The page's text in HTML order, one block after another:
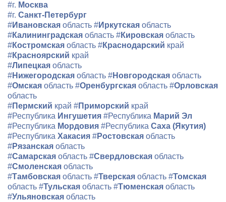
#г. Москва
#г. Санкт-Петербург
#Ивановская область #Иркутская область
#Калининградская область #Кировская область
#Костромская область #Краснодарский край
#Красноярский край
#Липецкая область
#Нижегородская область #Новгородская область
#Омская область #Оренбургская область #Орловская
область
#Пермский край #Приморский край
#Республика Ингушетия #Республика Марий Эл
#Республика Мордовия #Республика Саха (Якутия)
#Республика Хакасия #Ростовская область
#Рязанская область
#Самарская область #Свердловская область
#Смоленская область
#Тамбовская область #Тверская область #Томская
область #Тульская область #Тюменская область
#Ульяновская область